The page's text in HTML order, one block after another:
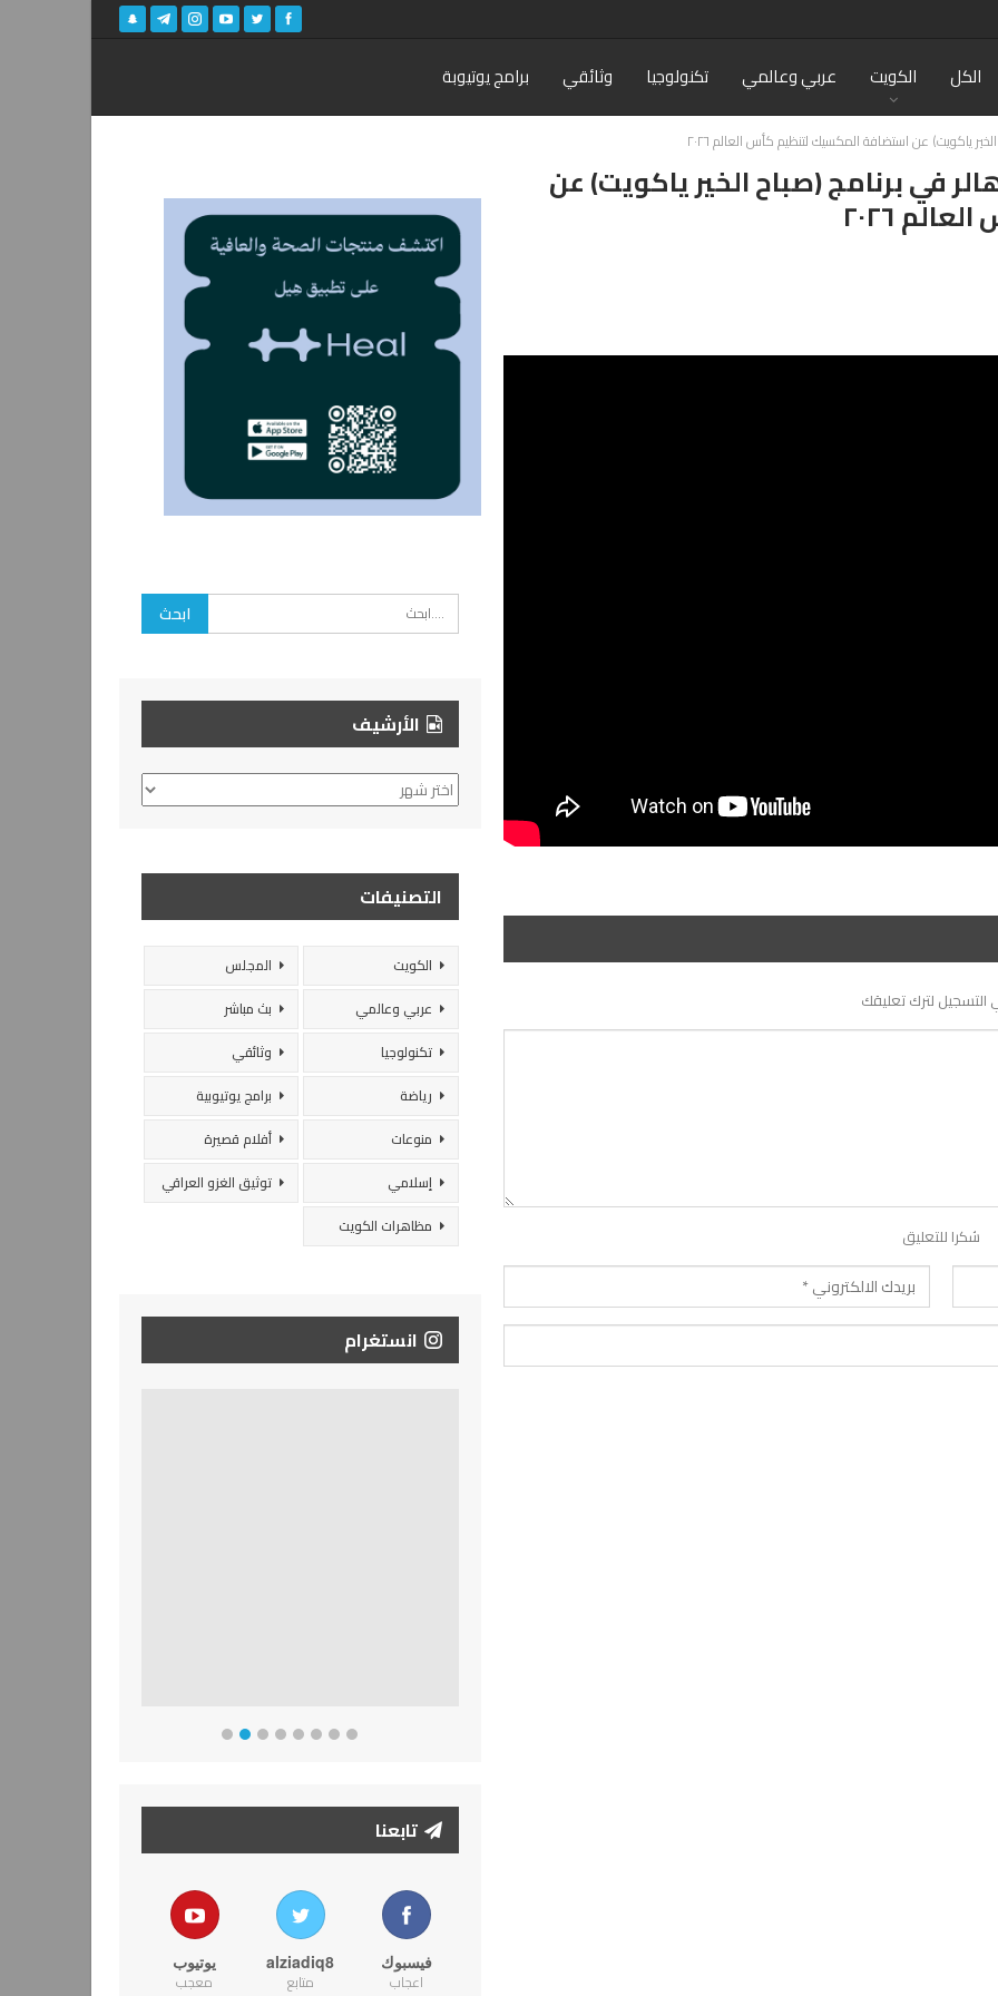
الكل الكويت عربي وعالمي تكنولوجيا وثائقي برامج يوتيوبة
ياكويت) عن استضافة المكسيك لتنظيم كأس العالم ٢٠٢٦
في برنامج (صباح الخير ياكويت) عن
٢٠٢٦
التسجيل لترك تعليقك
شكرا للتعليق
الأرشيف
الأرشيف
التصنيفات
الكويت
المجلس
عربي وعالمي
بث مباشر
تكنولوجيا
وثائقي
رياضة
برامج يوتيوبية
منوعات
أفلام قصيرة
إسلامي
توثيق الغزو العراقي
مظاهرات الكويت
انستغرام
تابعنا
فيسبوك
اعجاب
alziadiq8
متابع
يوتيوب
معجب